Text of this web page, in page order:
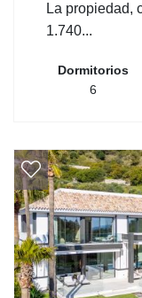
La propiedad,
1.740...
Dormitorios
6